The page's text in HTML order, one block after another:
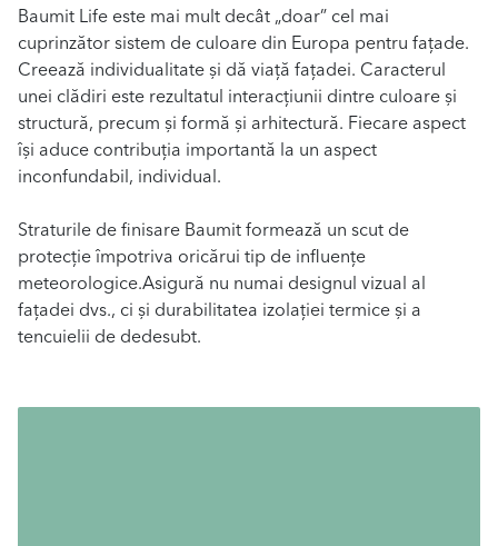
Baumit Life este mai mult decât „doar” cel mai
cuprinzător sistem de culoare din Europa pentru fațade.
Creează individualitate și dă viață fațadei. Caracterul
unei clădiri este rezultatul interacțiunii dintre culoare și
structură, precum și formă și arhitectură. Fiecare aspect
își aduce contribuția importantă la un aspect
inconfundabil, individual.
Straturile de finisare Baumit formează un scut de
protecție împotriva oricărui tip de influențe
meteorologice.Asigură nu numai designul vizual al
fațadei dvs., ci și durabilitatea izolației termice și a
tencuielii de dedesubt.